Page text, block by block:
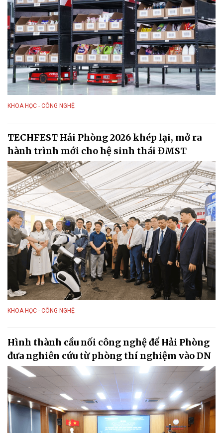
KHOA HỌC - CÔNG NGHỆ
TECHFEST Hải Phòng 2026 khép lại, mở ra
hành trình mới cho hệ sinh thái ĐMST
KHOA HỌC - CÔNG NGHỆ
Hình thành cầu nối công nghệ để Hải Phòng
đưa nghiên cứu từ phòng thí nghiệm vào DN